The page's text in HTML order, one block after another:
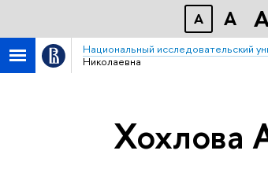
A A
Национальный исследовательский
Николаевна
Хохлова